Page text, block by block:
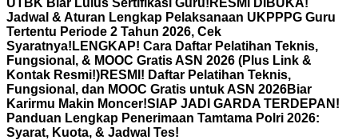
UTBK Biar Lulus Sertifikasi Guru! RESMI DIBUKA!
Jadwal & Aturan Lengkap Pelaksanaan UKPPPG Guru
Tertentu Periode 2 Tahun 2026, Cek
Syaratnya! LENGKAP! Cara Daftar Pelatihan Teknis,
Fungsional, & MOOC Gratis ASN 2026 (Plus Link &
Kontak Resmi!)RESMI! Daftar Pelatihan Teknis,
Fungsional, dan MOOC Gratis untuk ASN 2026Biar
Karirmu Makin Moncer!SIAP JADI GARDA TERDEPAN!
Panduan Lengkap Penerimaan Tamtama Polri 2026:
Syarat, Kuota, & Jadwal Tes!